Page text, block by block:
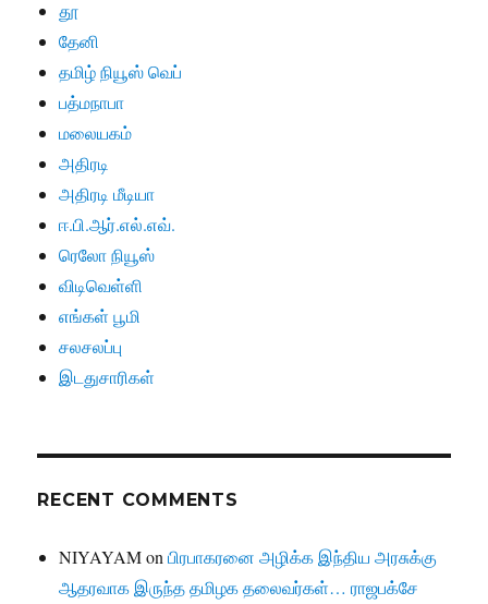
தூ
தேனி
தமிழ் நியூஸ் வெப்
பத்மநாபா
மலையகம்
அதிரடி
அதிரடி மீடியா
ஈ.பி.ஆர்.எல்.எவ்.
ரெலோ நியூஸ்
விடிவெள்ளி
எங்கள் பூமி
சலசலப்பு
இடதுசாரிகள்
RECENT COMMENTS
NIYAYAMonபிரபாகரனை அழிக்க இந்திய அரசுக்கு
ஆதரவாக இருந்த தமிழக தலைவர்கள்… ராஜபக்சே